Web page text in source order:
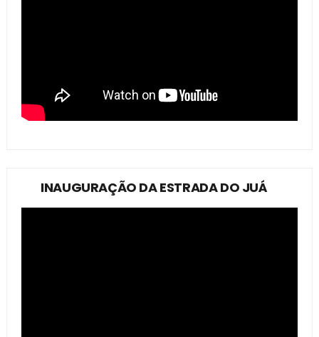
INAUGURAÇÃO DA ESTRADA DO JUÁ